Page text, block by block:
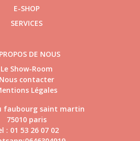
E-SHOP
SERVICES
DE NOUS
Le Show-Room
Nous contacter
Légales
faubourg saint martin
75010 paris
: 01 53 26 07 02